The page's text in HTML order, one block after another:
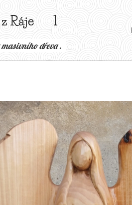
z Ráje l
dřeva .